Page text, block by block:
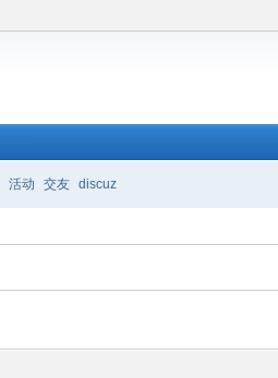
活动 交友 discuz